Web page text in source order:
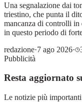
Una segnalazione dai
triestino, che punta il
mancanza di controlli in
in questo periodo di
redazione·7 ago 2026·
Pubblicità
Resta aggiornato
Le notizie più